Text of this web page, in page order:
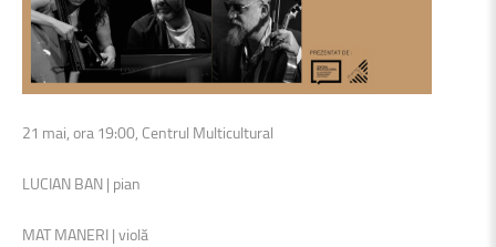
21 mai, ora 19:00, Centrul Multicultural
LUCIAN BAN | pian
MAT MANERI | violă